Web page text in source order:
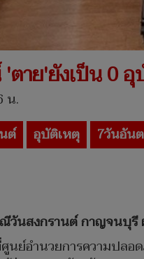
าย'ยังเป็น 0 อุ
น.
ต์ อุบัติเหตุ 7วันอัน
วันสงกรานต์ กาญจนบุรี
ศูนย์อำนวยการความป